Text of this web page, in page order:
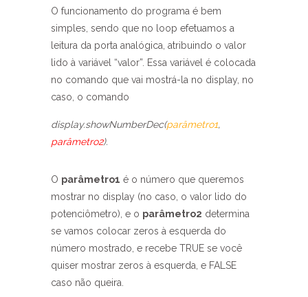
O funcionamento do programa é bem
simples, sendo que no loop efetuamos a
leitura da porta analógica, atribuindo o valor
lido à variável “valor”. Essa variável é colocada
no comando que vai mostrá-la no display, no
caso, o comando
display.showNumberDec(parâmetro1,
parâmetro2).
O parâmetro1 é o número que queremos
mostrar no display (no caso, o valor lido do
potenciômetro), e o parâmetro2 determina
se vamos colocar zeros à esquerda do
número mostrado, e recebe TRUE se você
quiser mostrar zeros à esquerda, e FALSE
caso não queira.